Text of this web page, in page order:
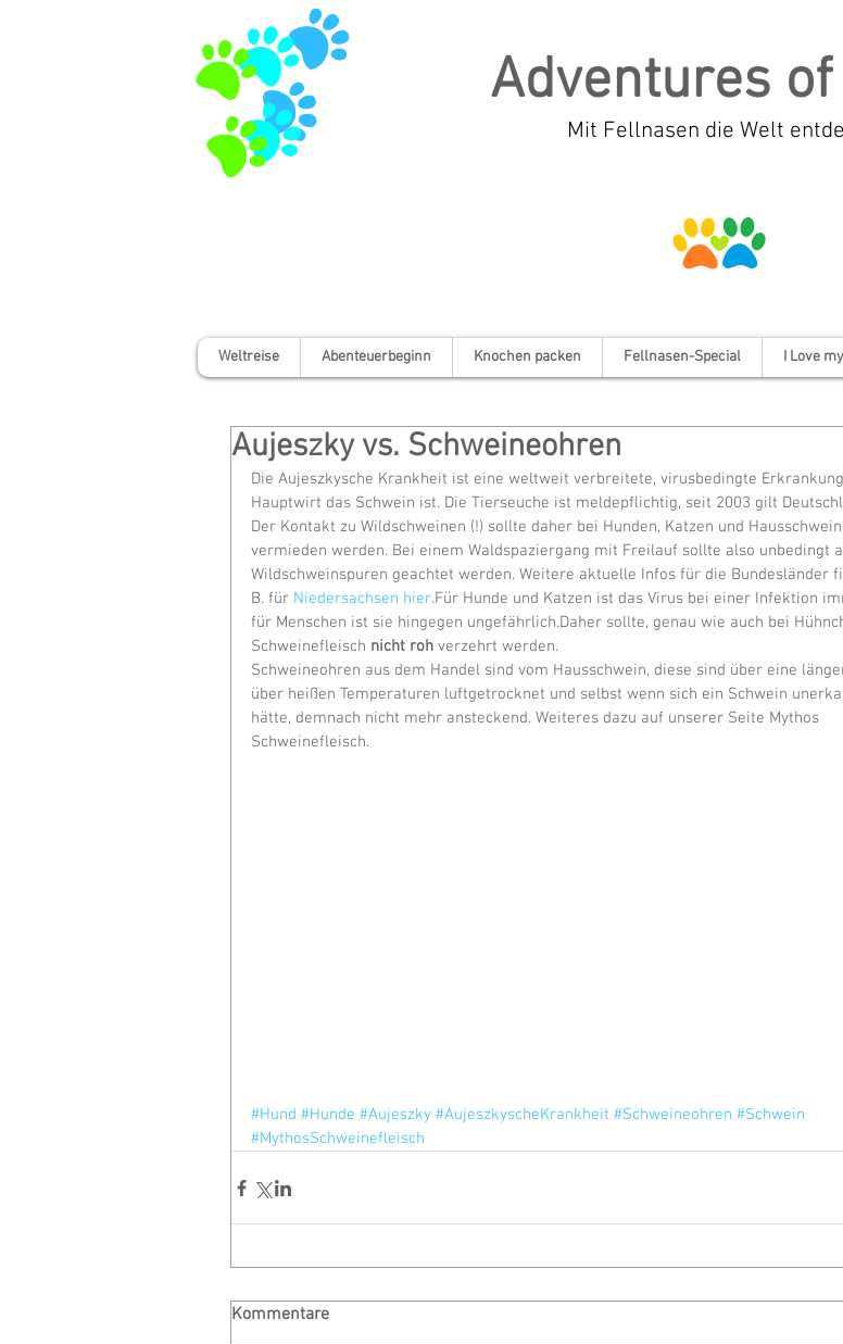
Adventures
Mit Fellnasen die Welt
Weltreise Abenteuerbeginn Knochen packen Fellnasen-Special I Love
Aujeszky vs. Schweineohren
Die Aujeszkysche Krankheit ist eine weltweit verbreitete, virusbedingte
Hauptwirt das Schwein ist. Die Tierseuche ist meldepflichtig, seit 2003 gilt
Der Kontakt zu Wildschweinen (!) sollte daher bei Hunden, Katzen und
vermieden werden. Bei einem Waldspaziergang mit Freilauf sollte also unbedingt
Wildschweinspuren geachtet werden. Weitere aktuelle Infos für die Bundesländer
B. für Niedersachsen hier.Für Hunde und Katzen ist das Virus bei einer Infektion
für Menschen ist sie hingegen ungefährlich.Daher sollte, genau wie auch bei
Schweinefleisch nicht roh verzehrt werden.
Schweineohren aus dem Handel sind vom Hausschwein, diese sind über eine
über heißen Temperaturen luftgetrocknet und selbst wenn sich ein Schwein
hätte, demnach nicht mehr ansteckend. Weiteres dazu auf unserer Seite Mythos
Schweinefleisch.
#Hund #Hunde #Aujeszky #AujeszkyscheKrankheit #Schweineohren #Schwein
#MythosSchweinefleisch
Kommentare